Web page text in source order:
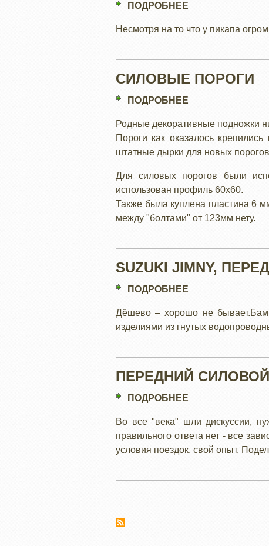
ПОДРОБНЕЕ
БАГАЖНИК
Несмотря на то что у пикапа
СИЛОВЫЕ ПОРОГИ
ПОДРОБНЕЕ
ПОРОГИ
Родные декоративные подножки
Пороги как оказалось
штатные дырки для новых
Для силовых порогов были
использован профиль 60х60.
Также была куплена пластина 6
между "болтами" от 123мм нету.
SUZUKI JIMNY,
ПОДРОБНЕЕ
JIMNY,
ПЕРЕДНИЙ
БАМПЕР.
Дёшево – хорошо не
изделиями из гнутых
ПЕРЕДНИЙ СИЛОВОЙ
ПОДРОБНЕЕ
СИЛОВОЙ
БАМПЕР
TLC105
Во все "века" шли дискуссии,
правильного ответа нет - все
условия поездок, свой опыт.